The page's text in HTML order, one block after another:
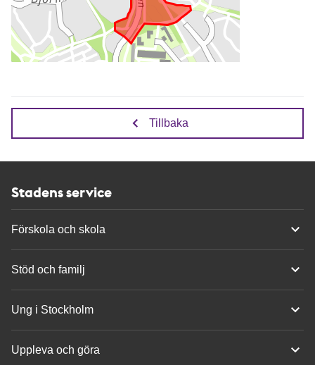
Tillbaka
Stadens service
Förskola och skola
Stöd och familj
Ung i Stockholm
Uppleva och göra